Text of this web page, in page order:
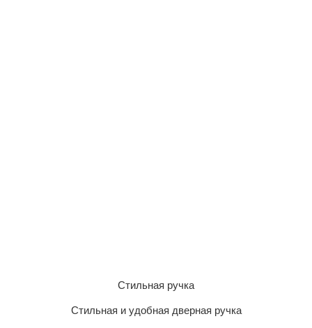
Стильная ручка
Стильная и удобная дверная ручка